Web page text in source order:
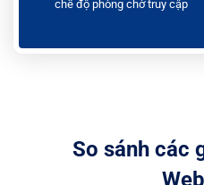
chế độ phòng chờ truy cập
So sánh các